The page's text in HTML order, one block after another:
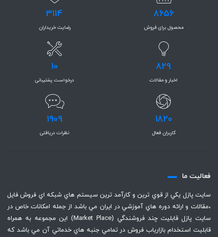
8656
محصول برای فروش
3114
رضایت خریداران
829
اخبار و مقالات
10
درخواست پشتیبانی
1820
کاربران فعال
1909
نظرات دریافتی
فعاليت ما
سايت پازل يكي از قوي ترين و كارآمد ترين سيستم هاي شبكه اي فروش فايل
،‌مقالات و ارائه دوره هاي آموزشي در ايران مي باشد از جمله امكانات خاص در
سايت پازل قابليت چند فروشندگي (Market Place) اين مجموعه به همراه
قابليت استخدام بازارياب فروش در تمامي جنبه هاي خدماتي آن مي باشد كه